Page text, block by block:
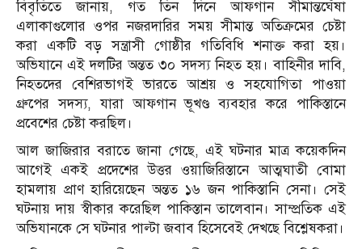
বিবৃতিতে জানায়, গত তিন দিনে আফগান সীমান্তঘেঁষা
এলাকাগুলোর ওপর নজরদারির সময় সীমান্ত অতিক্রমের চেষ্টা
করা একটি বড় সন্ত্রাসী গোষ্ঠীর গতিবিধি শনাক্ত করা হয়।
অভিযানে এই দলটির অন্তত ৩০ সদস্য নিহত হয়। বাহিনীর দাবি,
নিহতদের বেশিরভাগই ভারতে আশ্রয় ও সহযোগিতা পাওয়া
গ্রুপের সদস্য, যারা আফগান ভূখণ্ড ব্যবহার করে পাকিস্তানে
প্রবেশের চেষ্টা করছিল।
আল জাজিরার বরাতে জানা গেছে, এই ঘটনার মাত্র কয়েকদিন
আগেই একই প্রদেশের উত্তর ওয়াজিরিস্তানে আত্মঘাতী বোমা
হামলায় প্রাণ হারিয়েছেন অন্তত ১৬ জন পাকিস্তানি সেনা। সেই
ঘটনায় দায় স্বীকার করেছিল পাকিস্তান তালেবান। সাম্প্রতিক এই
অভিযানকে সে ঘটনার পাল্টা জবাব হিসেবেই দেখছে বিশ্লেষকরা।